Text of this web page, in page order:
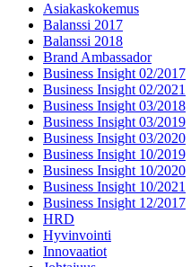
Asiakaskokemus
Balanssi 2017
Balanssi 2018
Brand Ambassador
Business Insight 02/2017
Business Insight 02/2021
Business Insight 03/2018
Business Insight 03/2019
Business Insight 03/2020
Business Insight 10/2019
Business Insight 10/2020
Business Insight 10/2021
Business Insight 12/2017
HRD
Hyvinvointi
Innovaatiot